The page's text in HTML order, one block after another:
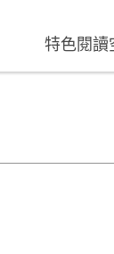
特色閱讀